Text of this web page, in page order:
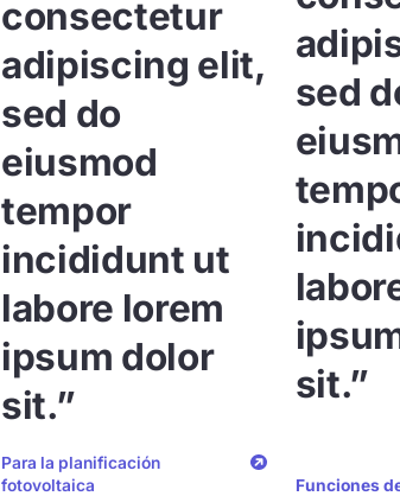
consectetur
adipiscing elit,
sed do
eiusmod
tempor
incididunt ut
labore lorem
ipsum dolor
sit.”
Para la planificación
fotovoltaica
sed
sit.”
Funciones